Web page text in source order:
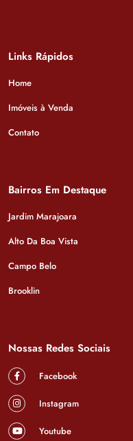
Links Rápidos
Home
Imóveis à Venda
Contato
Bairros Em Destaque
Jardim Marajoara
Alto Da Boa Vista
Campo Belo
Brooklin
Nossas Redes Sociais
Facebook
Instagram
Youtube